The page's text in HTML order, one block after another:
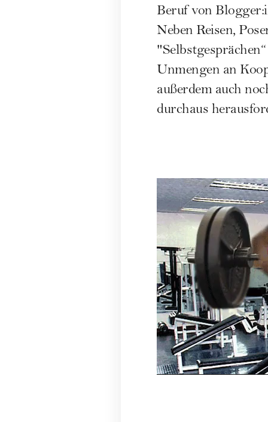
Beruf von
Neben Reisen,
Unmengen an
außerdem auch
durchaus